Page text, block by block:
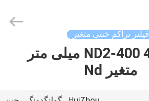
فیلتر تراکم خنثی متغیر
متغیر ND2-400 49 میلی متر
متغیر Nd